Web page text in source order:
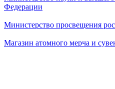
Федерации
Министерство просвещения
Магазин атомного мерча и